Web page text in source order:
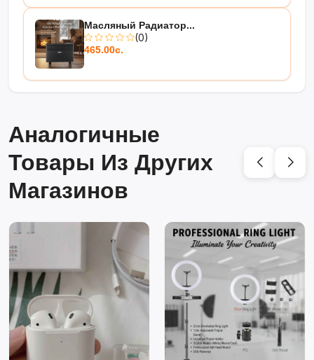
Масляный Радиатор...
(0)
465.00с.
Аналогичные
Товары Из Других
Магазинов